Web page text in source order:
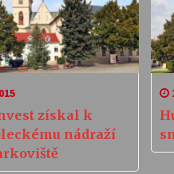
získal k
nádraží